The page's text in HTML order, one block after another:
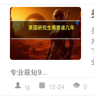
专业最短9...
lg 12-24 0